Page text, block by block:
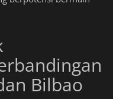
Bilbao